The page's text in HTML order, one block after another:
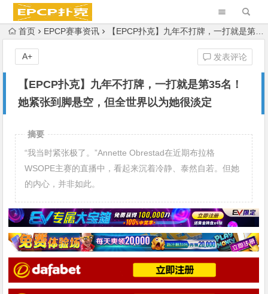
首页 EPCP赛事资讯 【EPCP扑克】九年不打牌，一打就是第35名！她紧张到脚悬空，但全世界以为她很淡定
【EPCP扑克】九年不打牌，一打就是第35名！
她紧张到脚悬空，但全世界以为她很淡定
发表评论
A+
摘要
“我当时紧张极了。”Annette Obrestad在近期布拉格
WSOPE主赛的直播中，看起来沉着冷静、泰然自若。但她
的内心，并非如此。